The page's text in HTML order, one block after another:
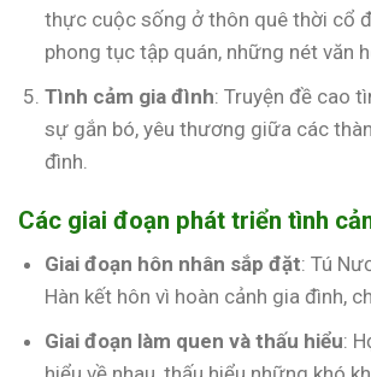
thực cuộc sống ở thôn quê thời cổ
phong tục tập quán, những nét văn
Tình cảm gia đình: Truyện đề cao
sự gắn bó, yêu thương giữa các
đình.
Các giai đoạn phát triển tình
Giai đoạn hôn nhân sắp đặt: Tú
Hàn kết hôn vì hoàn cảnh gia đình,
Giai đoạn làm quen và thấu hiểu: